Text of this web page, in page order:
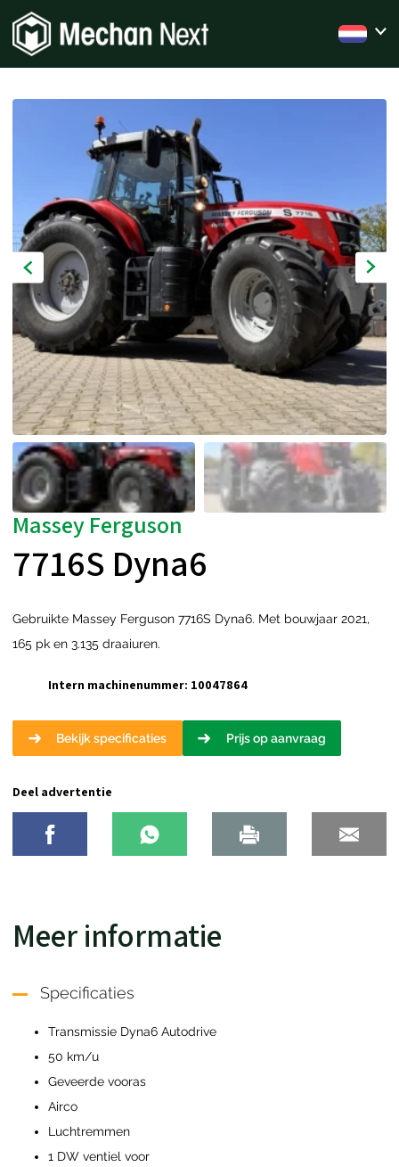
Massey Ferguson
7716S Dyna6
Gebruikte Massey Ferguson 7716S Dyna6. Met bouwjaar 2021,
165 pk en 3.135 draaiuren.
Intern machinenummer: 10047864
Bekijk specificaties Prijs op aanvraag
Deel advertentie
Meer informatie
Specificaties
Transmissie Dyna6 Autodrive
50 km/u
Geveerde vooras
Airco
Luchtremmen
1 DW ventiel voor